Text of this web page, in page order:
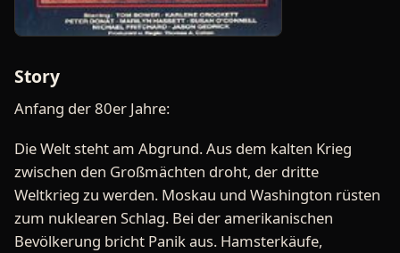
Story
Anfang der 80er Jahre:
Die Welt steht am Abgrund. Aus dem kalten Krieg
zwischen den Großmächten droht, der dritte
Weltkrieg zu werden. Moskau und Washington rüsten
zum nuklearen Schlag. Bei der amerikanischen
Bevölkerung bricht Panik aus. Hamsterkäufe,